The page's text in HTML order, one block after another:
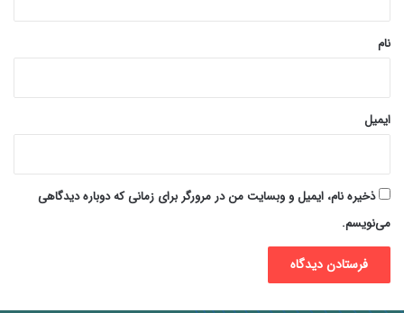
نام
ایمیل
ذخیره نام، ایمیل و وبسایت من در مرورگر برای زمانی که دوباره دیدگاهی
می‌نویسم.